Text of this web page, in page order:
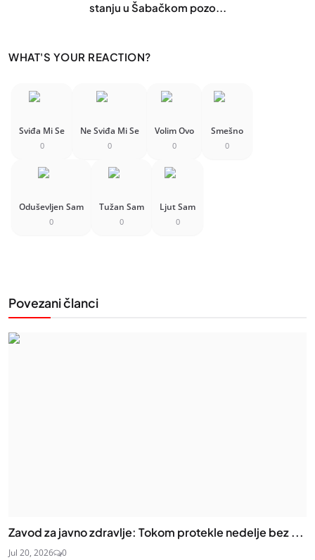
stanju u Šabačkom pozo...
WHAT'S YOUR REACTION?
Sviđa Mi Se
0
Ne Sviđa Mi Se
0
Volim Ovo
0
Smešno
0
Oduševljen Sam
0
Tužan Sam
0
Ljut Sam
0
Povezani članci
Zavod za javno zdravlje: Tokom protekle nedelje bez ...
Jul 20, 2026 0